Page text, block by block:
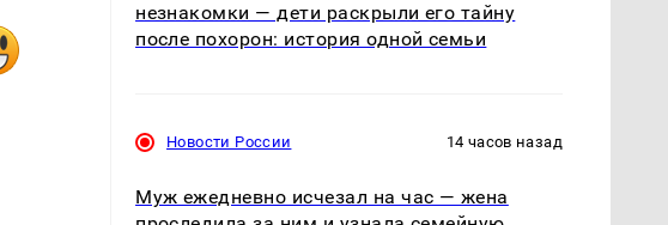
незнакомки — дети раскрыли его тайну
после похорон: история одной семьи
Новости России 14 часов назад
Муж ежедневно исчезал на час — жена